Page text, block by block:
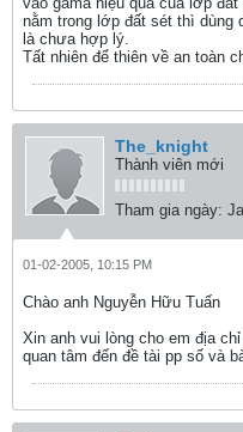
nằm trong lớp đất sét thì dùng
là chưa hợp lý.
Tất nhiên để thiên về an toàn
The_knight
Thành viên mới
Tham gia ngày:
01-02-2005, 10:15 PM
Chào anh Nguyễn Hữu Tuấn
Xin anh vui lòng cho em địa
quan tâm đến đề tài pp số và